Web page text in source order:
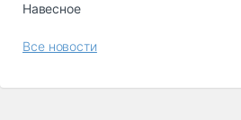
Навесное
Все новости